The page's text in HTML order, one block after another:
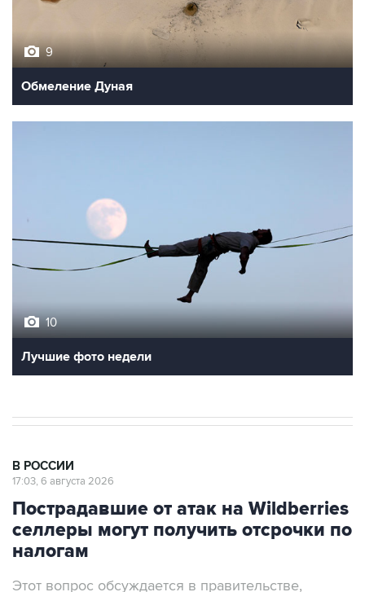
Обмеление Дуная
Лучшие фото недели
Пострадавшие от атак на Wildberries
селлеры могут получить отсрочки по
налогам
Этот вопрос обсуждается в правительстве,